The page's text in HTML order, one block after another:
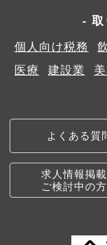
取
個人向け税務
医療
建設業
よくある質
求人情報掲
ご検討中の